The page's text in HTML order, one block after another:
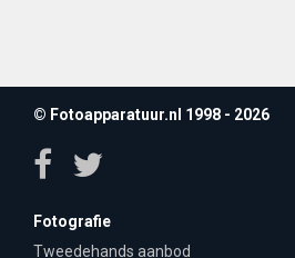
© Fotoapparatuur.nl 1998 - 2026
Fotografie
Tweedehands aanbod